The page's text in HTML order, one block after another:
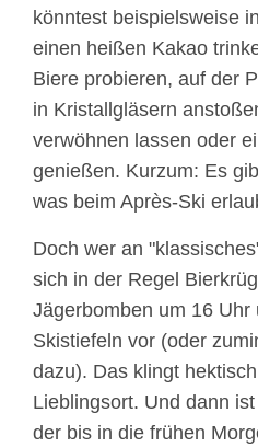
könntest beispielsweise
einen heißen Kakao
Biere probieren, auf der
in Kristallgläsern
verwöhnen lassen oder
genießen. Kurzum: Es
was beim Après-Ski
Doch wer an
sich in der Regel
Jägerbomben um 16 Uhr
Skistiefeln vor (oder
dazu). Das klingt
Lieblingsort. Und dann
der bis in die frühen